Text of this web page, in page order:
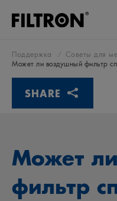
Поддержка
Советы для
Может ли воздушный фильтр
SHARE
Может
фильтр